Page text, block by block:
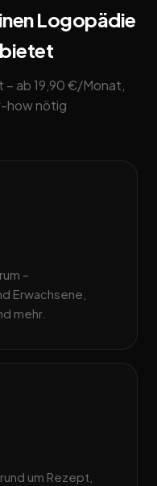
Logopädie
ab 19,90 €/Monat,
how nötig
–
Erwachsene,
mehr.
um Rezept,